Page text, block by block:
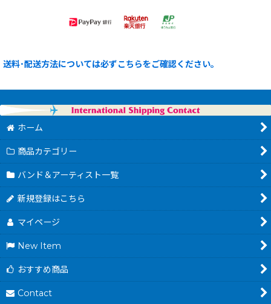
送料･配送方法については必ずこちらをご確認ください。
ホーム
商品カテゴリー
バンド＆アーティスト一覧
新規登録はこちら
マイページ
New Item
おすすめ商品
Contact